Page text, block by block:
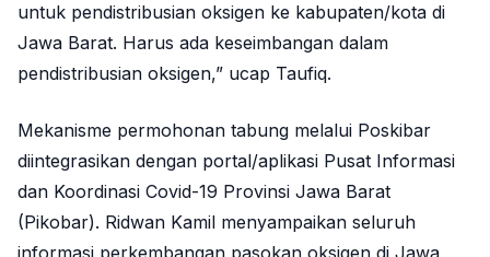
untuk pendistribusian oksigen ke kabupaten/kota di
Jawa Barat. Harus ada keseimbangan dalam
pendistribusian oksigen,” ucap Taufiq.
Mekanisme permohonan tabung melalui Poskibar
diintegrasikan dengan portal/aplikasi Pusat Informasi
dan Koordinasi Covid-19 Provinsi Jawa Barat
(Pikobar). Ridwan Kamil menyampaikan seluruh